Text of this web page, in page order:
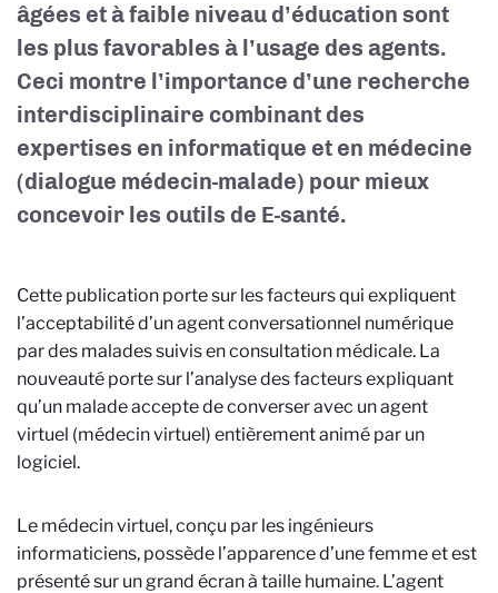
âgées et à faible niveau d’éducation sont
les plus favorables à l’usage des agents.
Ceci montre l’importance d’une recherche
interdisciplinaire combinant des
expertises en informatique et en médecine
(dialogue médecin-malade) pour mieux
concevoir les outils de E-santé.
Cette publication porte sur les facteurs qui expliquent
l’acceptabilité d’un agent conversationnel numérique
par des malades suivis en consultation médicale. La
nouveauté porte sur l’analyse des facteurs expliquant
qu’un malade accepte de converser avec un agent
virtuel (médecin virtuel) entièrement animé par un
logiciel.
Le médecin virtuel, conçu par les ingénieurs
informaticiens, possède l’apparence d’une femme et est
présenté sur un grand écran à taille humaine. L’agent